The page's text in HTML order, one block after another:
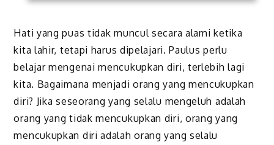
Hati yang puas tidak muncul secara alami ketika
kita lahir, tetapi harus dipelajari. Paulus perlu
belajar mengenai mencukupkan diri, terlebih lagi
kita. Bagaimana menjadi orang yang mencukupkan
diri? Jika seseorang yang selalu mengeluh adalah
orang yang tidak mencukupkan diri, orang yang
mencukupkan diri adalah orang yang selalu